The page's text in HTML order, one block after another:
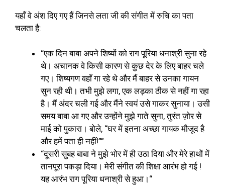
यहाँ वे अंश दिए गए हैं जिनसे लता जी की संगीत में रुचि का पता
चलता है:
“एक दिन बाबा अपने शिष्यों को राग पूरिया धनाश्री सुना रहे
थे। अचानक वे किसी कारण से कुछ देर के लिए बाहर चले
गए। शिष्यगण वहाँ गा रहे थे और मैं बाहर से उनका गायन
सुन रही थी। तभी मुझे लगा,एक लड़का ठीक से नहीं गा रहा
है। मैं अंदर चली गई और मैंने स्वयं उसे गाकर सुनाया। उसी
समय बाबा आ गए और उन्होंने मुझे गाते सुना,तुरंत ज़ोर से
माई को पुकारा। बोले, “घर में इतना अच्छा गायक मौजूद है
और हमें पता ही नहीं!””
“दूसरी सुबह बाबा ने मुझे भोर में ही उठा दिया और मेरे हाथों में
तानपूरा पकड़ा दिया। मेरी संगीत की शिक्षा आरंभ हो गई !
यह आरंभ राग पूरिया धनाश्री से हुआ। “